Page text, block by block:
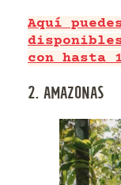
Aquí
con hasta
2. AMAZONAS